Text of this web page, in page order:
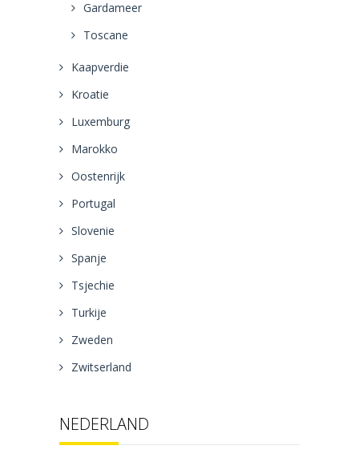
Gardameer
Toscane
Kaapverdie
Kroatie
Luxemburg
Marokko
Oostenrijk
Portugal
Slovenie
Spanje
Tsjechie
Turkije
Zweden
Zwitserland
NEDERLAND